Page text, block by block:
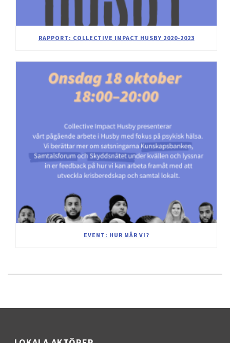
RAPPORT: COLLECTIVE IMPACT HUSBY 2020-2023
EVENT: HUR MÅR VI?